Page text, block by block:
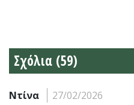
Σχόλια (59)
Ντίνα
27/02/2026